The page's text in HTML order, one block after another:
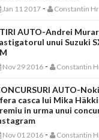
Jan 11 2017 - Constantin
AUTO-Andrei
unui Suzuki
Nov 29 2016 - Constantin
AUTO-
casca lui Mika
in urma unui
Nov 01 2016 - Constantin